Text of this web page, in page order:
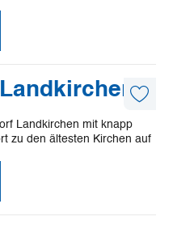
Landkirchen mit knapp
zu den ältesten Kirchen auf